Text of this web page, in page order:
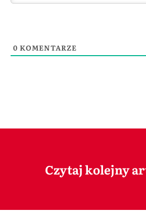
0 KOMENTARZE
Czytaj kolejny